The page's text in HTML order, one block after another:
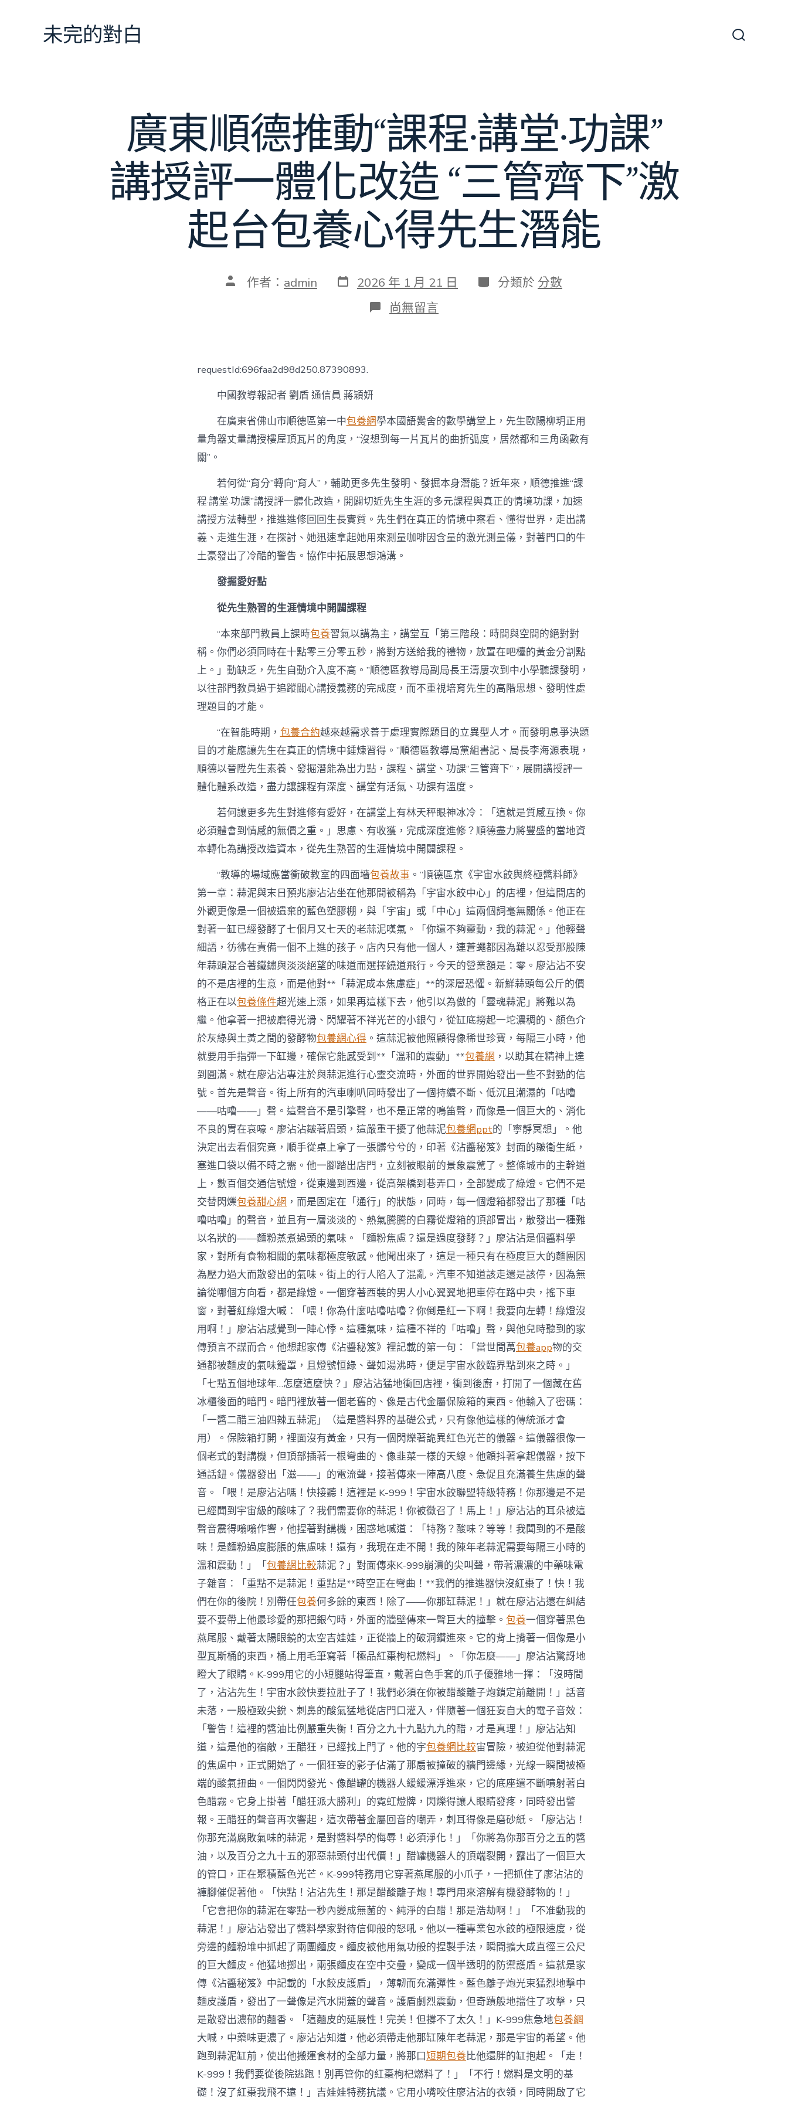
未完的對白
廣東順德推動“課程·講堂·功課”
講授評一體化改造 “三管齊下”激
起台包養心得先生潛能
文 作者： admin 發
表
2026 年 1 月 21 日 分
類
分類於 分數
在
〈廣
·
講
堂
·
講
授
評
一
體
化
改
造
起
台
包
養
心
得
潛
能〉
中
尚無留言
requestId:696faa2d98d250.87390893.
中國教導報記者 劉盾 通信員 蔣穎妍
在廣東省佛山市順德區第一中包養網學本國語黌舍的數學講堂上，先生歐陽柳玥正用
量角器丈量講授樓屋頂瓦片的角度，“沒想到每一片瓦片的曲折弧度，居然都和三角函數有
關”。
若何從“育分”轉向“育人”，輔助更多先生發明、發掘本身潛能？近年來，順德推進“課
程·講堂·功課”講授評一體化改造，開闢切近先生生涯的多元課程與真正的情境功課，加速
講授方法轉型，推進進修回回生長實質。先生們在真正的情境中察看、懂得世界，走出講
義、走進生涯，在探討、她迅速拿起她用來測量咖啡因含量的激光測量儀，對著門口的牛
土豪發出了冷酷的警告。協作中拓展思想鴻溝。
發掘愛好點
從先生熟習的生涯情境中開闢課程
“本來部門教員上課時包養習氣以講為主，講堂互「第三階段：時間與空間的絕對對
稱。你們必須同時在十點零三分零五秒，將對方送給我的禮物，放置在吧檯的黃金分割點
上。」動缺乏，先生自動介入度不高。”順德區教導局副局長王濤屢次到中小學聽課發明，
以往部門教員過于追蹤關心講授義務的完成度，而不重視培育先生的高階思想、發明性處
理題目的才能。
“在智能時期， 包養合約越來越需求善于處理實際題目的立異型人才。而發明息爭決題
目的才能應讓先生在真正的情境中錘煉習得。”順德區教導局黨組書記、局長李海源表現，
順德以晉陞先生素養、發掘潛能為出力點，課程、講堂、功課“三管齊下”，展開講授評一
體化體系改造，盡力讓課程有深度、講堂有活氣、功課有溫度。
若何讓更多先生對進修有愛好，在講堂上有林天秤眼神冰冷：「這就是質感互換。你
必須體會到情感的無價之重。」思慮、有收獲，完成深度進修？順德盡力將豐盛的當地資
本轉化為講授改造資本，從先生熟習的生涯情境中開闢課程。
“教導的場域應當衝破教室的四面墻包養故事 。”順德區京《宇宙水餃與終極醬料師》
第一章：蒜泥與末日預兆廖沾沾坐在他那間被稱為「宇宙水餃中心」的店裡，但這間店的
外觀更像是一個被遺棄的藍色塑膠棚，與「宇宙」或「中心」這兩個詞毫無關係。他正在
對著一缸已經發酵了七個月又七天的老蒜泥嘆氣。「你還不夠靈動，我的蒜泥。」他輕聲
細語，彷彿在責備一個不上進的孩子。店內只有他一個人，連蒼蠅都因為難以忍受那股陳
年蒜頭混合著鐵鏽與淡淡絕望的味道而選擇繞道飛行。今天的營業額是：零。廖沾沾不安
的不是店裡的生意，而是他對**「蒜泥成本焦慮症」**的深層恐懼。新鮮蒜頭每公斤的價
格正在以包養條件超光速上漲，如果再這樣下去，他引以為傲的「靈魂蒜泥」將難以為
繼。他拿著一把被磨得光滑、閃耀著不祥光芒的小銀勺，從缸底撈起一坨濃稠的、顏色介
於灰綠與土黃之間的發酵物包養網心得 。這蒜泥被他照顧得像稀世珍寶，每隔三小時，他
就要用手指彈一下缸邊，確保它能感受到**「溫和的震動」**包養網 ，以助其在精神上達
到圓滿。就在廖沾沾專注於與蒜泥進行心靈交流時，外面的世界開始發出一些不對勁的信
號。首先是聲音。街上所有的汽車喇叭同時發出了一個持續不斷、低沉且潮濕的「咕嚕
——咕嚕——」聲。這聲音不是引擎聲，也不是正常的鳴笛聲，而像是一個巨大的、消化
不良的胃在哀嚎。廖沾沾皺著眉頭，這嚴重干擾了他蒜泥包養網ppt的「寧靜冥想」。他
決定出去看個究竟，順手從桌上拿了一張髒兮兮的，印著《沾醬秘笈》封面的皺衛生紙，
塞進口袋以備不時之需。他一腳踏出店門，立刻被眼前的景象震驚了。整條城市的主幹道
上，數百個交通信號燈，從東邊到西邊，從高架橋到巷弄口，全部變成了綠燈。它們不是
交替閃爍包養甜心網 ，而是固定在「通行」的狀態，同時，每一個燈箱都發出了那種「咕
嚕咕嚕」的聲音，並且有一層淡淡的、熱氣騰騰的白霧從燈箱的頂部冒出，散發出一種難
以名狀的——麵粉蒸煮過頭的氣味。「麵粉焦慮？還是過度發酵？」廖沾沾是個醬料學
家，對所有食物相關的氣味都極度敏感。他聞出來了，這是一種只有在極度巨大的麵團因
為壓力過大而散發出的氣味。街上的行人陷入了混亂。汽車不知道該走還是該停，因為無
論從哪個方向看，都是綠燈。一個穿著西裝的男人小心翼翼地把車停在路中央，搖下車
窗，對著紅綠燈大喊：「喂！你為什麼咕嚕咕嚕？你倒是紅一下啊！我要向左轉！綠燈沒
用啊！」廖沾沾感覺到一陣心悸。這種氣味，這種不祥的「咕嚕」聲，與他兒時聽到的家
傳預言不謀而合。他想起家傳《沾醬秘笈》裡記載的第一句：「當世間萬包養app物的交
通都被麵皮的氣味籠罩，且燈號恒綠、聲如湯沸時，便是宇宙水餃臨界點到來之時。」
「七點五個地球年…怎麼這麼快？」廖沾沾猛地衝回店裡，衝到後廚，打開了一個藏在舊
冰櫃後面的暗門。暗門裡放著一個老舊的、像是古代金屬保險箱的東西。他輸入了密碼：
「一醬二醋三油四辣五蒜泥」（這是醬料界的基礎公式，只有像他這樣的傳統派才會
用）。保險箱打開，裡面沒有黃金，只有一個閃爍著詭異紅色光芒的儀器。這儀器很像一
個老式的對講機，但頂部插著一根彎曲的、像韭菜一樣的天線。他顫抖著拿起儀器，按下
通話鈕。儀器發出「滋——」的電流聲，接著傳來一陣高八度、急促且充滿養生焦慮的聲
音。「喂！是廖沾沾嗎！快接聽！這裡是 K-999！宇宙水餃聯盟特級特務！你那邊是不是
已經聞到宇宙級的酸味了？我們需要你的蒜泥！你被徵召了！馬上！」廖沾沾的耳朵被這
聲音震得嗡嗡作響，他捏著對講機，困惑地喊道：「特務？酸味？等等！我聞到的不是酸
味！是麵粉過度膨脹的焦慮味！還有，我現在走不開！我的陳年老蒜泥需要每隔三小時的
溫和震動！」「包養網比較蒜泥？」對面傳來K-999崩潰的尖叫聲，帶著濃濃的中藥味電
子雜音：「重點不是蒜泥！重點是**時空正在彎曲！**我們的推進器快沒紅棗了！快！我
們在你的後院！別帶任包養何多餘的東西！除了——你那缸蒜泥！」就在廖沾沾還在糾結
要不要帶上他最珍愛的那把銀勺時，外面的牆壁傳來一聲巨大的撞擊。 包養一個穿著黑色
燕尾服、戴著太陽眼鏡的太空吉娃娃，正從牆上的破洞鑽進來。它的背上揹著一個像是小
型瓦斯桶的東西，桶上用毛筆寫著「極品紅棗枸杞燃料」。「你怎麼——」廖沾沾驚訝地
瞪大了眼睛。K-999用它的小短腿站得筆直，戴著白色手套的爪子優雅地一揮：「沒時間
了，沾沾先生！宇宙水餃快要拉肚子了！我們必須在你被醋酸離子炮鎖定前離開！」話音
未落，一股極致尖銳、刺鼻的酸氣猛地從店門口灌入，伴隨著一個狂妄自大的電子音效：
「警告！這裡的醬油比例嚴重失衡！百分之九十九點九九的醋，才是真理！」廖沾沾知
道，這是他的宿敵，王醋狂，已經找上門了。他的宇包養網比較宙冒險，被迫從他對蒜泥
的焦慮中，正式開始了。一個狂妄的影子佔滿了那扇被撞破的牆門邊緣，光線一瞬間被極
端的酸氣扭曲。一個閃閃發光、像醋罐的機器人緩緩漂浮進來，它的底座還不斷噴射著白
色醋霧。它身上掛著「醋狂派大勝利」的霓虹燈牌，閃爍得讓人眼睛發疼，同時發出警
報。王醋狂的聲音再次響起，這次帶著金屬回音的嘲弄，刺耳得像是磨砂紙。「廖沾沾！
你那充滿腐敗氣味的蒜泥，是對醬料學的侮辱！必須淨化！」「你將為你那百分之五的醬
油，以及百分之九十五的邪惡蒜頭付出代價！」醋罐機器人的頂端裂開，露出了一個巨大
的管口，正在聚積藍色光芒。K-999特務用它穿著燕尾服的小爪子，一把抓住了廖沾沾的
褲腳催促著他。「快點！沾沾先生！那是醋酸離子炮！專門用來溶解有機發酵物的！」
「它會把你的蒜泥在零點一秒內變成無菌的、純淨的白醋！那是浩劫啊！」「不准動我的
蒜泥！」廖沾沾發出了醬料學家對待信仰般的怒吼。他以一種專業包水餃的極限速度，從
旁邊的麵粉堆中抓起了兩團麵皮。麵皮被他用氣功般的捏製手法，瞬間擴大成直徑三公尺
的巨大麵皮。他猛地擲出，兩張麵皮在空中交疊，變成一個半透明的防禦護盾。這就是家
傳《沾醬秘笈》中記載的「水餃皮護盾」，薄韌而充滿彈性。藍色離子炮光束猛烈地擊中
麵皮護盾，發出了一聲像是汽水開蓋的聲音。護盾劇烈震動，但奇蹟般地擋住了攻擊，只
是散發出濃郁的麵香。「這麵皮的延展性！完美！但撐不了太久！」K-999焦急地包養網
大喊，中藥味更濃了。廖沾沾知道，他必須帶走他那缸陳年老蒜泥，那是宇宙的希望。他
跑到蒜泥缸前，使出他搬運食材的全部力量，將那口短期包養比他還胖的缸抱起。「走！
K-999！我們要從後院逃跑！別再管你的紅棗枸杞燃料了！」「不行！燃料是文明的基
礎！沒了紅棗我飛不遠！」吉娃娃特務抗議。它用小嘴咬住廖沾沾的衣領，同時開啟了它